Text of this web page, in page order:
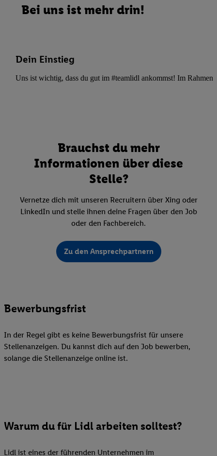
Bei uns ist mehr drin!
Dein Einstieg
Uns ist wichtig, dass du gut im #teamlidl ankommst! Im Rahmen
Brauchst du mehr
Informationen über diese
Stelle?
Vernetze dich mit unseren Recruitern über Xing oder
LinkedIn und stelle ihnen deine Fragen über den Job
oder den Fachbereich.
Zu den Ansprechpartnern
Bewerbungsfrist
In der Regel gibt es keine Bewerbungsfrist für unsere
Stellenanzeigen. Du kannst dich auf den Job bewerben,
solange die Stellenanzeige online ist.
Warum du für Lidl arbeiten solltest?
Lidl ist eines der führenden Unternehmen im